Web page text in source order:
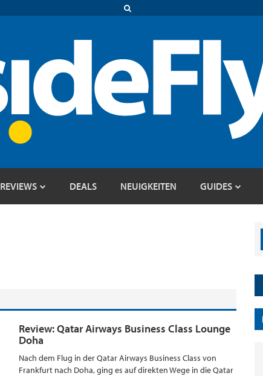
REVIEWS DEALS NEUIGKEITEN GUIDES
Review: Qatar Airways Business Class Lounge
Doha
Nach dem Flug in der Qatar Airways Business Class von
Frankfurt nach Doha, ging es auf direkten Wege in die Qatar